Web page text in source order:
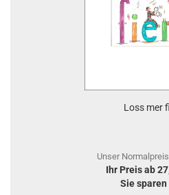
Loss mer
Unser
Ihr Preis ab
Sie sparen